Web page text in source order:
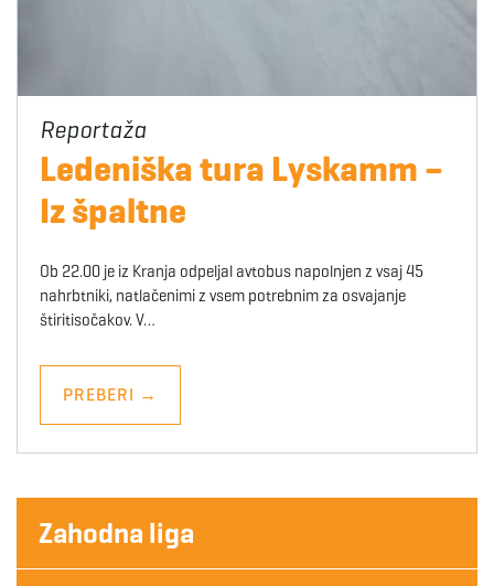
Ledeniška tura Lyskamm –
Iz špaltne
Ob 22.00 je iz Kranja odpeljal avtobus napolnjen z vsaj 45
nahrbtniki, natlačenimi z vsem potrebnim za osvajanje
štiritisočakov. V…
PREBERI →
Zahodna liga